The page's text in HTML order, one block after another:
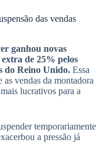
das vendas
ganhou novas
de 25% pelos
do Reino Unido. Essa
vendas da montadora
lucrativos para a
temporariamente
a pressão já